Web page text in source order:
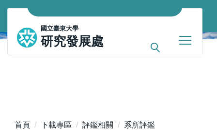
跳
主
內
國立臺東大學
研究發展處
首頁 下載專區 評鑑相關
系所評鑑